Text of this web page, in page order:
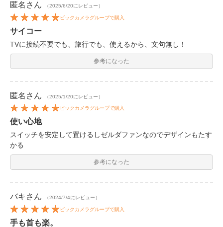
匿名 さん （2025/6/20にレビュー）
ビックカメラグループで購入
サイコー
TVに接続不要でも、旅行でも、使えるから、文句無し！
参考になった
匿名 さん （2025/1/20にレビュー）
ビックカメラグループで購入
使い心地
スイッチを安定して置けるしゼルダファンなのでデザインもたす
かる
参考になった
バキ さん （2024/7/4にレビュー）
ビックカメラグループで購入
手も首も楽。